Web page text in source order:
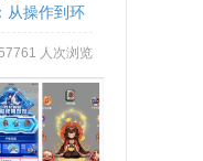
从操作到环
人次浏览